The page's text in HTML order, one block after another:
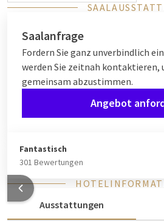
Saalanfrage
Fordern Sie ganz unverbindlich
werden Sie zeitnah kontaktieren,
gemeinsam abzustimmen.
Angebot
Fantastisch
301 Bewertungen
Ausstattungen